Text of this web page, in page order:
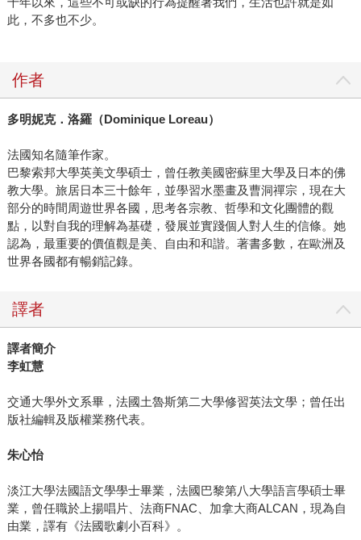
此，不多也不少。
作者
多明妮克．洛羅（Dominique Loreau）
法國知名隨筆作家。
巴黎索邦大學英美文學碩士，曾任教美國密蘇里大學及日本的佛
教大學。旅居日本三十餘年，並學習水墨畫及曹洞禪宗，現在大
部分的時間周遊世界各國，思考各宗教、哲學和文化團體的觀
點，以對自我的理解為基礎，發展並實踐個人對人生的信條。她
認為，最重要的價值觀是美、自由和和諧。著書多數，在歐洲及
世界各國都有暢銷記錄。
譯者
譯者簡介
李虹慧
交通大學外文系畢，法國土魯斯第二大學修習英法文學；曾任出
版社編輯及版權業務代表。
朱心怡
淡江大學法國語文學學士畢業，法國巴黎第八大學語言學碩士畢
業，曾任職於上揚唱片、法商FNAC、加拿大商ALCAN，現為自
由業，譯有《法國歌劇小百科》。